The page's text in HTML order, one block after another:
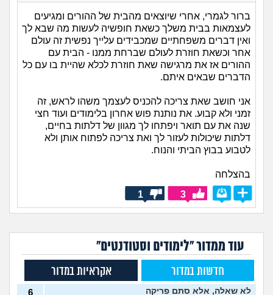
ברור לגמרי, אחרי שיוצאים מהבית של ההורים ומגיעים
לעצמאות בבית משלך כשאת חופשיה לעשות מה שבא לך
ואין דברים משפחתיים שמכבידים עלייך נפשית זה עולם
אחר וכשאת חוזרת לעולם שברחת ממנו - הבית עם
ההורים אז את מרגישה שאת חוזרת לכלא שהיית בו עם כל
הדברים שבאים איתם.
אני חושב שאת צריכה להכניס לעצמך משהו לראש, זה
זמני ולא קבוע. את נותנת פוש אחרון בלימודים ועוד חצי
שנה את עם תואר ויפתחו לך מגוון של דלתות בחיים,
דלתות שיכולות לעזור לך ואת צריכה לפתוח אותן ולא
לטבוע בבוץ הביתי והנוח.
בהצלחה
3
1
עוד ממדור "לימודים וסטודנטים"
חדשות במדור אקראיות במדור
לא שאלה, אלא סתם פריקה 6